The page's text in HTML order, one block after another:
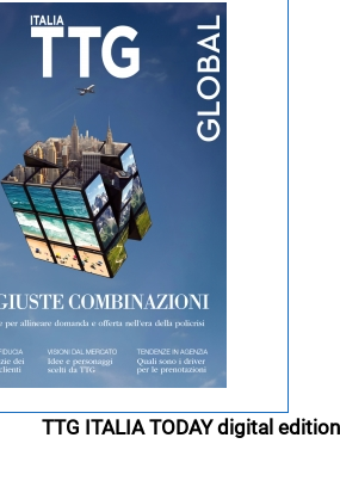
TTG ITALIA TODAY digital edition